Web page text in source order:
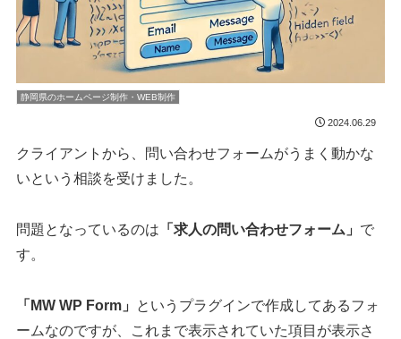
静岡県のホームページ制作・WEB制作
2024.06.29
クライアントから、問い合わせフォームがうまく動かな
いという相談を受けました。
問題となっているのは 「求人の問い合わせフォーム」 で
す。
「MW WP Form」
というプラグインで作成してあるフォ
ームなのですが、これまで表示されていた項目が表示さ